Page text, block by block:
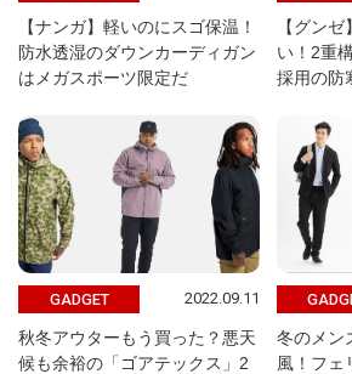
【ナンガ】軽いのにスゴ保温！
防水透湿のダウンカーディガン
はメガスポーツ限定だ
【グン
い！2重
採用の防
GADGET 2022.09.11
秋冬アウターもう買った？悪天
候も余裕の「ゴアテックス」2
冬のメン
風！フェ